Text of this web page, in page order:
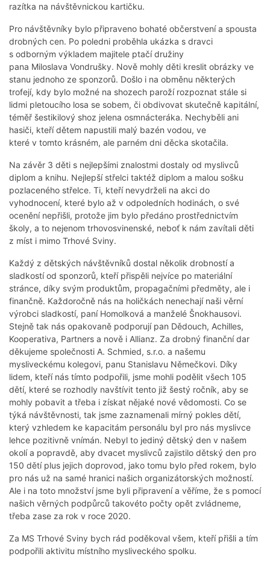
razítka na návštěvnickou kartičku.
Pro návštěvníky bylo připraveno bohaté občerstvení a spousta
drobných cen. Po poledni proběhla ukázka s dravci
s odborným výkladem majitele ptačí družiny
pana Miloslava Vondrušky. Nově mohly děti kreslit obrázky ve
stanu jednoho ze sponzorů. Došlo i na obměnu některých
trofejí, kdy bylo možné na shozech paroží rozpoznat stále si
lidmi pletoucího losa se sobem, či obdivovat skutečně kapitální,
téměř šestikilový shoz jelena osmnácteráka. Nechyběli ani
hasiči, kteří dětem napustili malý bazén vodou, ve
které v tomto krásném, ale parném dni děcka skotačila.
Na závěr 3 děti s nejlepšími znalostmi dostaly od myslivců
diplom a knihu. Nejlepší střelci taktéž diplom a malou sošku
pozlaceného střelce. Ti, kteří nevydrželi na akci do
vyhodnocení, které bylo až v odpoledních hodinách, o své
ocenění nepřišli, protože jim bylo předáno prostřednictvím
školy, a to nejenom trhovosvinenské, neboť k nám zavítali děti
z míst i mimo Trhové Sviny.
Každý z dětských návštěvníků dostal několik drobností a
sladkostí od sponzorů, kteří přispěli nejvíce po materiální
stránce, díky svým produktům, propagačními předměty, ale i
finančně. Každoročně nás na holičkách nenechají naši věrní
výrobci sladkostí, paní Homolková a manželé Šnokhausovi.
Stejně tak nás opakovaně podporují pan Dědouch, Achilles,
Kooperativa, Partners a nově i Allianz. Za drobný finanční dar
děkujeme společnosti A. Schmied, s.r.o. a našemu
mysliveckému kolegovi, panu Stanislavu Němečkovi. Díky
lidem, kteří nás tímto podpořili, jsme mohli podělit všech 105
dětí, které se rozhodly navštívit tento již šestý ročník, aby se
mohly pobavit a třeba i získat nějaké nové vědomosti. Co se
týká návštěvnosti, tak jsme zaznamenali mírný pokles dětí,
který vzhledem ke kapacitám personálu byl pro nás myslivce
lehce pozitivně vnímán. Nebyl to jediný dětský den v našem
okolí a popravdě, aby dvacet myslivců zajistilo dětský den pro
150 dětí plus jejich doprovod, jako tomu bylo před rokem, bylo
pro nás už na samé hranici našich organizátorských možností.
Ale i na toto množství jsme byli připravení a věříme, že s pomocí
našich věrných podpůrců takovéto počty opět zvládneme,
třeba zase za rok v roce 2020.
Za MS Trhové Sviny bych rád poděkoval všem, kteří přišli a tím
podpořili aktivitu místního mysliveckého spolku.